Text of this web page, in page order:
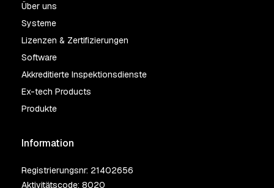
Über uns
Systeme
Lizenzen & Zertifizierungen
Software
Akkreditierte Inspektionsdienste
Ex-tech Products
Produkte
Information
Registrierungsnr: 21402656
Aktivitätscode: 8020